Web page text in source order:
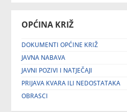
OPĆINA KRIŽ
DOKUMENTI OPĆINE KRIŽ
JAVNA NABAVA
JAVNI POZIVI I NATJEČAJI
PRIJAVA KVARA ILI NEDOSTATAKA
OBRASCI